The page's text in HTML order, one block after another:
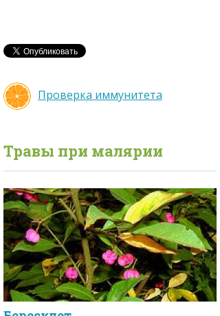
Проверка иммунитета
Травы при малярии